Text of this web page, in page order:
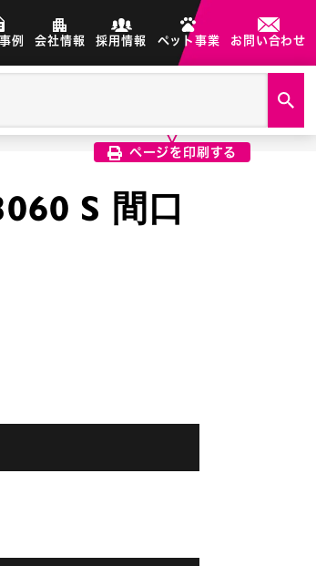
例 会社情報 採用情報 ペット事業 お問い合わせ
ページを印刷する
S 間口